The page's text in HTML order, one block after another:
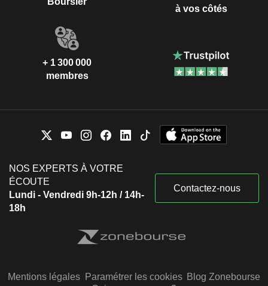
à vos côtés
+ 1 300 000
membres
NOS EXPERTS À VOTRE
ÉCOUTE
Lundi - Vendredi 9h-12h / 14h-
18h
Contactez-nous
Mentions légales Paramétrer les cookies Blog Zonebourse